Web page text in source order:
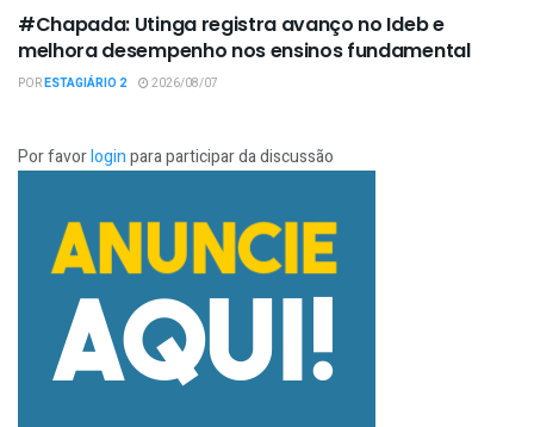
#Chapada: Utinga registra avanço no Ideb e
melhora desempenho nos ensinos fundamental
PORESTAGIÁRIO 2 2026/08/07
Por favorloginpara participar da discussão